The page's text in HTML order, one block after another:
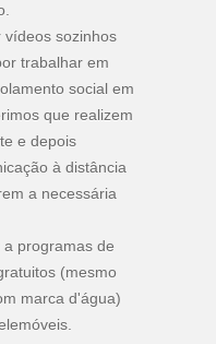
vídeos sozinhos
trabalhar em
social em
que realizem
e depois
à distância
a necessária
programas de
(mesmo
marca d'água)